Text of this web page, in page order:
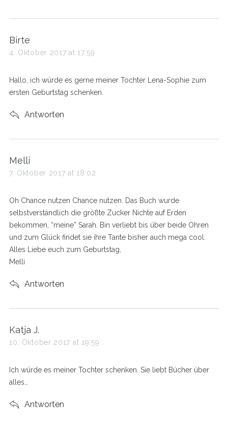
s
a
s
Birte
4. Oktober 2017 at 17:59
Hallo, ich würde es gerne meiner Tochter Lena-Sophie zum
ersten Geburtstag schenken.
Antworten
s
a
s
:
Melli
7. Oktober 2017 at 18:02
Oh Chance nutzen Chance nutzen. Das Buch wurde
selbstverständlich die größte Zucker Nichte auf Erden
bekommen, “meine” Sarah. Bin verliebt bis über beide Ohren
und zum Glück findet sie ihre Tante bisher auch mega cool.
Alles Liebe euch zum Geburtstag,
Melli
Antworten
s
a
s
:
Katja J.
10. Oktober 2017 at 19:59
Ich würde es meiner Tochter schenken. Sie liebt Bücher über
alles…
Antworten